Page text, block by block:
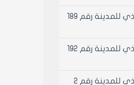
قرار المكتب التنفيذي للمدينة رقم 189
قرار المكتب التنفيذي للمدينة رقم 192
قرار المكتب التنفيذي للمدينة رقم 2